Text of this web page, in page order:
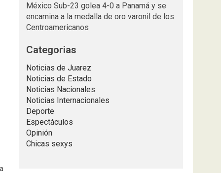
México Sub-23 golea 4-0 a Panamá y se
encamina a la medalla de oro varonil de los
Centroamericanos
Categorias
Noticias de Juarez
Noticias de Estado
Noticias Nacionales
Noticias Internacionales
Deporte
Espectáculos
Opinión
Chicas sexys